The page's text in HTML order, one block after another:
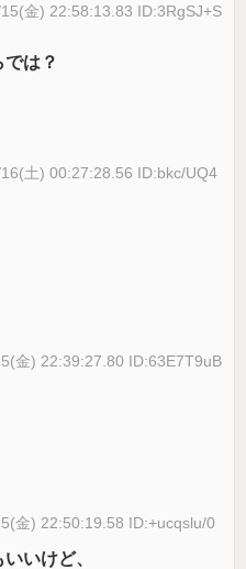
金) 22:58:13.83 ID:3RgSJ+S
は？
土) 00:27:28.56 ID:bkc/UQ4
金) 22:39:27.80 ID:63E7T9uB
金) 22:50:19.58 ID:+ucqslu/0
いけど、